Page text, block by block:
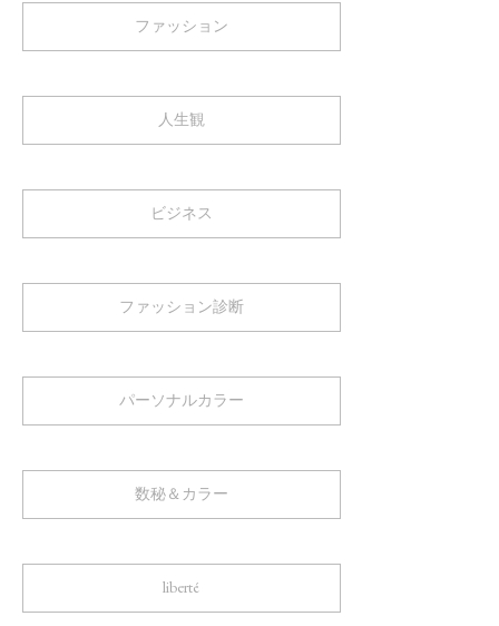
ファッション
人生観
ビジネス
ファッション診断
パーソナルカラー
数秘＆カラー
liberté